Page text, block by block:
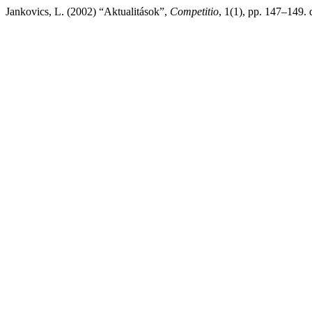
Jankovics, L. (2002) “Aktualitások”, Competitio, 1(1), pp. 147–149.